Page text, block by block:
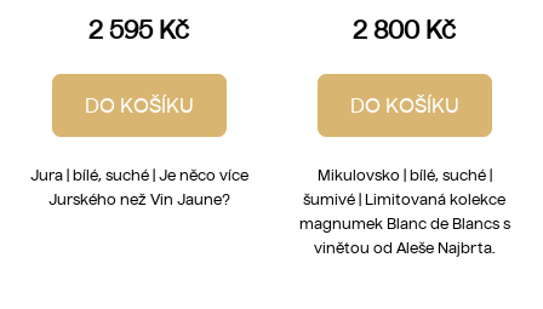
2 595 Kč
DO KOŠÍKU
Jura | bílé, suché | Je něco více
Jurského než Vin Jaune?
2 800 Kč
DO KOŠÍKU
Mikulovsko | bílé, suché |
šumivé | Limitovaná kolekce
magnumek Blanc de Blancs s
vinětou od Aleše Najbrta.